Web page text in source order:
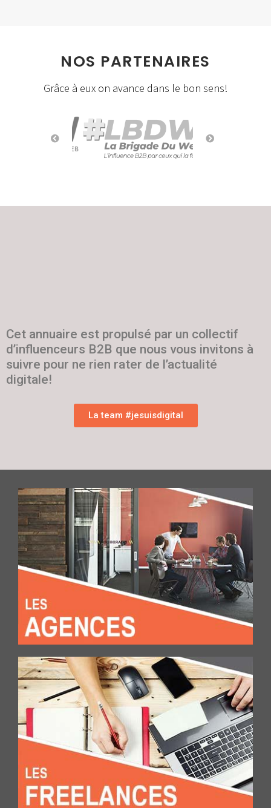
NOS PARTENAIRES
Grâce à eux on avance dans le bon sens!
Cet annuaire est propulsé par un collectif
d’influenceurs B2B que nous vous invitons à
suivre pour ne rien rater de l’actualité
digitale!
La team #jesuisdigital